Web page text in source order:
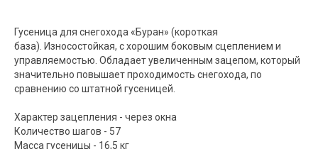
Гусеница для снегохода «Буран» (короткая
база). Износостойкая, с хорошим боковым сцеплением и
управляемостью. Обладает увеличенным зацепом, который
значительно повышает проходимость снегохода, по
сравнению со штатной гусеницей.
Характер зацепления - через окна
Количество шагов - 57
Масса гусеницы - 16,5 кг